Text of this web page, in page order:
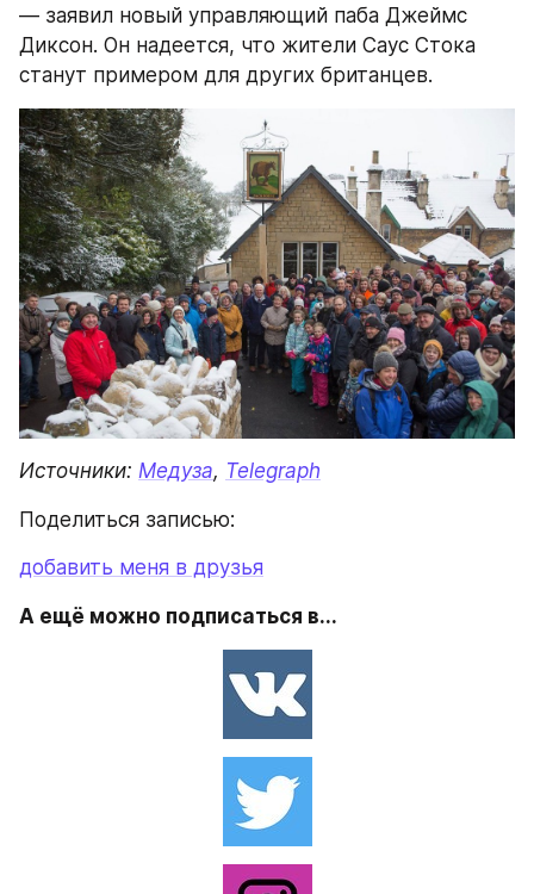
— заявил новый управляющий паба Джеймс
Диксон. Он надеется, что жители Саус Стока
станут примером для других британцев.
Источники: Медуза, Telegraph
Поделиться записью:
добавить меня в друзья
А ещё можно подписаться в...